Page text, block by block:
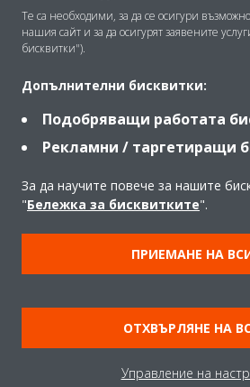
Политика за защита на данните
Те са необходими, за да се осигури
нашия сайт и за да осигурят заявените
бисквитки").
Допълнителни бисквитки:
Подобряващи работата
Рекламни / таргетиращи
За да научите повече за нашите
"Бележка за бисквитките".
ПРИЕМАНЕ НА
ОТХВЪРЛЯНЕ НА
Управление на